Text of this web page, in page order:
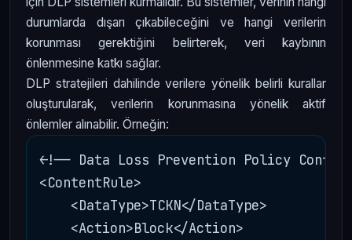
durumlarda dışarı çıkabileceğini ve hangi verilerin
korunması gerektiğini belirterek, veri kaybının
önlenmesine katkı sağlar.
DLP stratejileri dahilinde verilere yönelik belirli kurallar
oluşturularak, verilerin korunmasına yönelik aktif
önlemler alınabilir. Örneğin:
<!-- Data Loss Prevention Policy
<ContentRule>
    <DataType>TCKN</DataType>
    <Action>Block</Action>